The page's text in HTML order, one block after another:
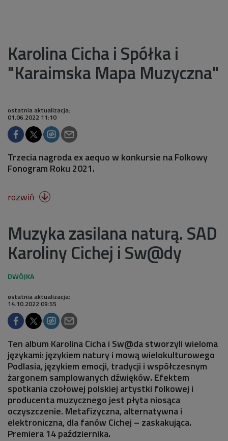
Karolina Cicha i Spółka i
"Karaimska Mapa Muzyczna"
ostatnia aktualizacja:
01.06.2022 11:10
Trzecia nagroda ex aequo w konkursie na Folkowy
Fonogram Roku 2021.
rozwiń 
Muzyka zasilana naturą. SAD
Karoliny Cichej i Sw@dy
ostatnia aktualizacja:
14.10.2022 09:55
Ten album Karolina Cicha i Sw@da stworzyli wieloma
językami: językiem natury i mową wielokulturowego
Podlasia, językiem emocji, tradycji i współczesnym
żargonem samplowanych dźwięków. Efektem
spotkania czołowej polskiej artystki folkowej i
producenta muzycznego jest płyta niosąca
oczyszczenie. Metafizyczna, alternatywna i
elektroniczna, dla fanów Cichej – zaskakująca.
Premiera 14 października.